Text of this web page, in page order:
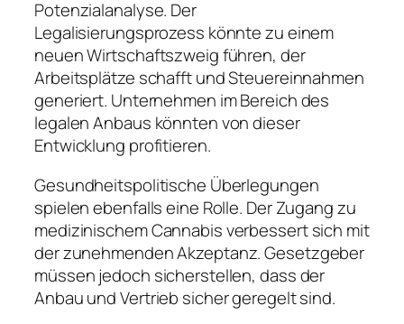
Potenzialanalyse. Der
Legalisierungsprozess könnte zu einem
neuen Wirtschaftszweig führen, der
Arbeitsplätze schafft und Steuereinnahmen
generiert. Unternehmen im Bereich des
legalen Anbaus könnten von dieser
Entwicklung profitieren.
Gesundheitspolitische Überlegungen
spielen ebenfalls eine Rolle. Der Zugang zu
medizinischem Cannabis verbessert sich mit
der zunehmenden Akzeptanz. Gesetzgeber
müssen jedoch sicherstellen, dass der
Anbau und Vertrieb sicher geregelt sind.